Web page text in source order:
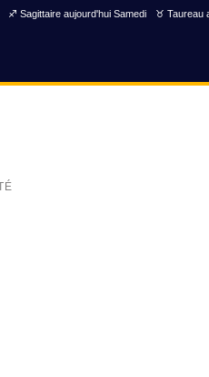
♐ Sagittaire aujourd'hui Samedi ♉ Taureau